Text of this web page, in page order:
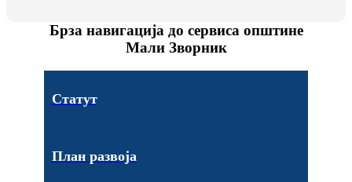
Брза навигација до сервиса општине
Мали Зворник
Статут
План развоја